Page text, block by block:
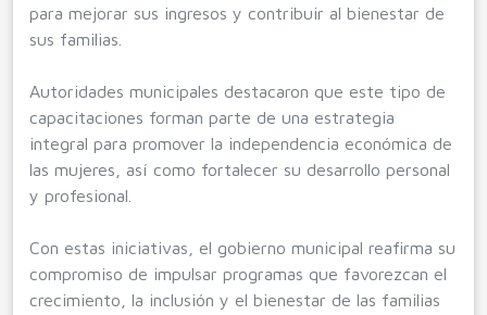
para mejorar sus ingresos y contribuir al bienestar de
sus familias.
Autoridades municipales destacaron que este tipo de
capacitaciones forman parte de una estrategia
integral para promover la independencia económica de
las mujeres, así como fortalecer su desarrollo personal
y profesional.
Con estas iniciativas, el gobierno municipal reafirma su
compromiso de impulsar programas que favorezcan el
crecimiento, la inclusión y el bienestar de las familias